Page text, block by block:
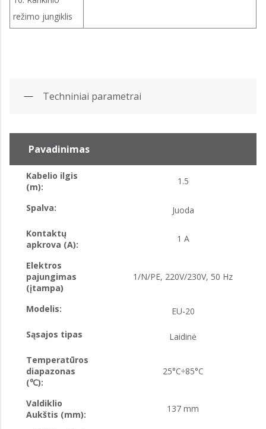
režimo jungiklis
Techniniai parametrai
Pavadinimas
Kabelio ilgis
(m):
1.5
Spalva: Juoda
Kontaktų
apkrova (A):
1 A
Elektros
pajungimas
(įtampa)
1/N/PE, 220V/230V, 50 Hz
Modelis: EU-20
Sąsajos tipas Laidinė
Temperatūros
diapazonas
(℃):
25°C÷85°C
Valdiklio
Aukštis (mm):
137 mm